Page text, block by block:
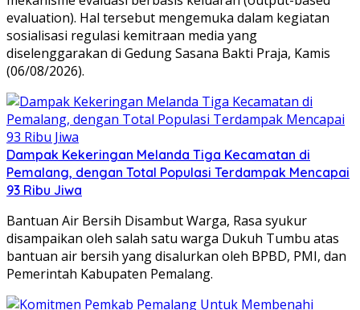
evaluation). Hal tersebut mengemuka dalam kegiatan
sosialisasi regulasi kemitraan media yang
diselenggarakan di Gedung Sasana Bakti Praja, Kamis
(06/08/2026).
Dampak Kekeringan Melanda Tiga Kecamatan di
Pemalang, dengan Total Populasi Terdampak Mencapai
93 Ribu Jiwa
​Bantuan Air Bersih Disambut Warga, ​Rasa syukur
disampaikan oleh salah satu warga Dukuh Tumbu atas
bantuan air bersih yang disalurkan oleh BPBD, PMI, dan
Pemerintah Kabupaten Pemalang.